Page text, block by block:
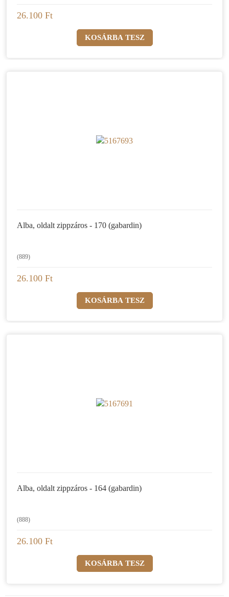
26.100 Ft
Alba, oldalt zippzáros - 170 (gabardin)
(889)
26.100 Ft
Alba, oldalt zippzáros - 164 (gabardin)
(888)
26.100 Ft